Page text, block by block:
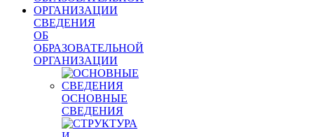
СВЕДЕНИЯ
ОБ
ОБРАЗОВАТЕЛЬНОЙ
ОРГАНИЗАЦИИ
ОСНОВНЫЕ
СВЕДЕНИЯ